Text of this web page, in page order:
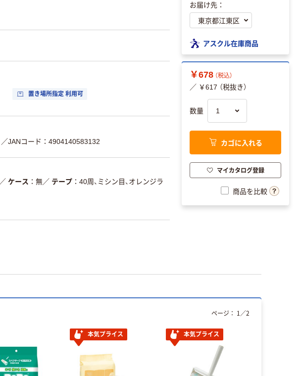
置き場所指定 利用可
／JANコード：4904140583132
／ ケース 無／ テープ
40周、ミシン目、オレンジラ
お届け先：
アスクル在庫商品
￥678 （税込）
／ ￥617 （税抜き）
数量
カゴに入れる
マイカタログ登録
商品を比較
本気プライス 本気プライス
ページ： 1 ／2